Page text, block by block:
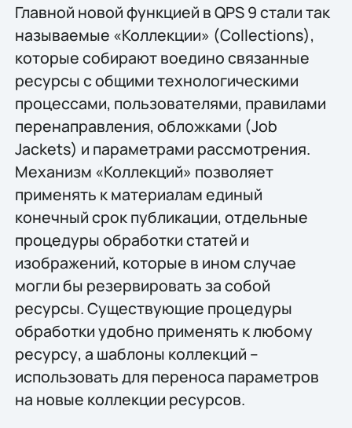
Главной новой функцией в QPS 9 стали так
называемые «Коллекции» (Collections),
которые собирают воедино связанные
ресурсы с общими технологическими
процессами, пользователями, правилами
перенаправления, обложками (Job
Jackets) и параметрами рассмотрения.
Механизм «Коллекций» позволяет
применять к материалам единый
конечный срок публикации, отдельные
процедуры обработки статей и
изображений, которые в ином случае
могли бы резервировать за собой
ресурсы. Существующие процедуры
обработки удобно применять к любому
ресурсу, а шаблоны коллекций –
использовать для переноса параметров
на новые коллекции ресурсов.